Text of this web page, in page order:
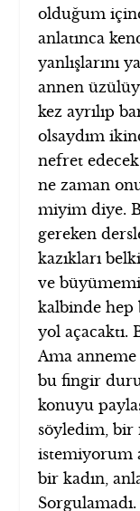
olduğum
anlatınca
yanlışlarını
annen
kez ayrılıp
olsaydım
nefret
ne zaman
miyim diye.
gereken
kazıkları
ve
kalbinde hep
yol
Ama
bu fingir
konuyu
söyledim, bir
istemiyorum
bir kadın,